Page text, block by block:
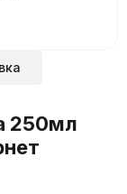
250мл